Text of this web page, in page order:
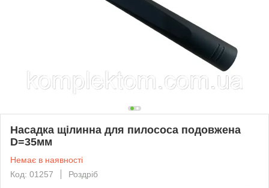
Насадка щілинна для пилососа подовжена
D=35мм
Немає в наявності
Код: 01257
Роздріб